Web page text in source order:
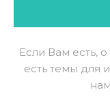
Если Вам есть,
есть темы для